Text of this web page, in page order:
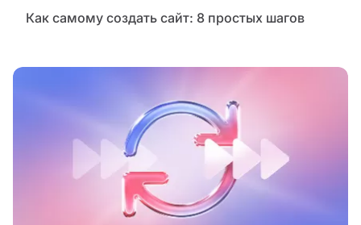
Как самому создать сайт: 8 простых шагов